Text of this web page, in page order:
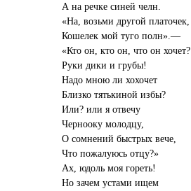
А на речке синей челн.
«На, возьми другой платочек,
Кошелек мой туго полн».—
«Кто он, кто он, что он хочет?
Руки дики и грубы!
Надо мною ли хохочет
Близко тятькиной избы?
Или? или я отвечу
Чернооку молодцу,
О сомнений быстрых вече,
Что пожалуюсь отцу?»
Ах, юдоль моя гореть!
Но зачем устами ищем